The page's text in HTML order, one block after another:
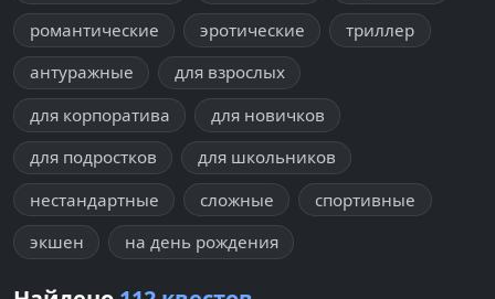
романтические
эротические
триллер
антуражные
для взрослых
для корпоратива
для новичков
для подростков
для школьников
нестандартные
сложные
спортивные
экшен
на день рождения